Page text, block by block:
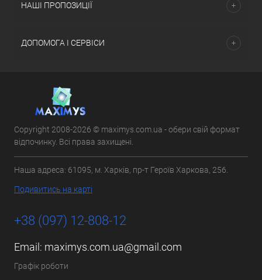
НАШІ ПРОПОЗИЦІЇ
ДОПОМОГА І СЕРВІСИ
Copyright 2008-2026 © maximys.com.ua - обери свій формат
відпочинку. Всі права захищені.
Наша адреса: 61095, м. Харків, пр-т Героїв Харкова, 256.
Подивитись на карті
+38 (097) 12-808-12
Email: maximys.com.ua@gmail.com
Графік роботи